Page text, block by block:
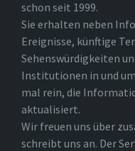
schon seit 1999.
Sie erhalten neben
Ereignisse, künftige
Sehenswürdigkeiten
Institutionen in und
mal rein, die
aktualisiert.
Wir freuen uns über
schreibt uns an. Der